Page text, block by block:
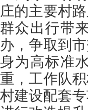
庄的主要村
群众出行带
办，争取到
身为高标准
重，工作队
村建设配套